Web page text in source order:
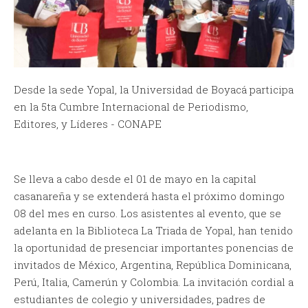
Desde la sede Yopal, la Universidad de Boyacá participa
en la 5ta Cumbre Internacional de Periodismo,
Editores, y Líderes - CONAPE
Se lleva a cabo desde el 01 de mayo en la capital
casanareña y se extenderá hasta el próximo domingo
08 del mes en curso. Los asistentes al evento, que se
adelanta en la Biblioteca La Triada de Yopal, han tenido
la oportunidad de presenciar importantes ponencias de
invitados de México, Argentina, República Dominicana,
Perú, Italia, Camerún y Colombia. La invitación cordial a
estudiantes de colegio y universidades, padres de